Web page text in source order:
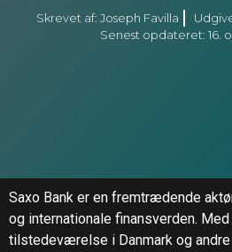
Skrevet af: Joseph Favilla
Senest opdateret: 16.
Saxo Bank er en fremtrædende
og internationale finansverden.
tilstedeværelse i Danmark og